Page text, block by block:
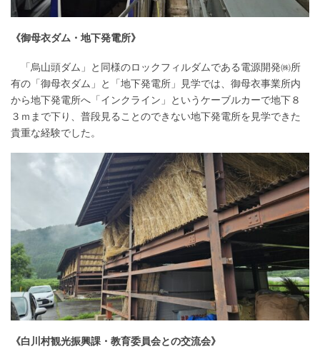
《御母衣ダム・地下発電所》
「烏山頭ダム」と同様のロックフィルダムである電源開発㈱所
有の「御母衣ダム」と「地下発電所」見学では、御母衣事業所内
から地下発電所へ「インクライン」というケーブルカーで地下８
３ｍまで下り、普段見ることのできない地下発電所を見学できた
貴重な経験でした。
《白川村観光振興課・教育委員会との交流会》